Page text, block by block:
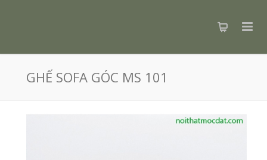
GHẾ SOFA GÓC MS 101